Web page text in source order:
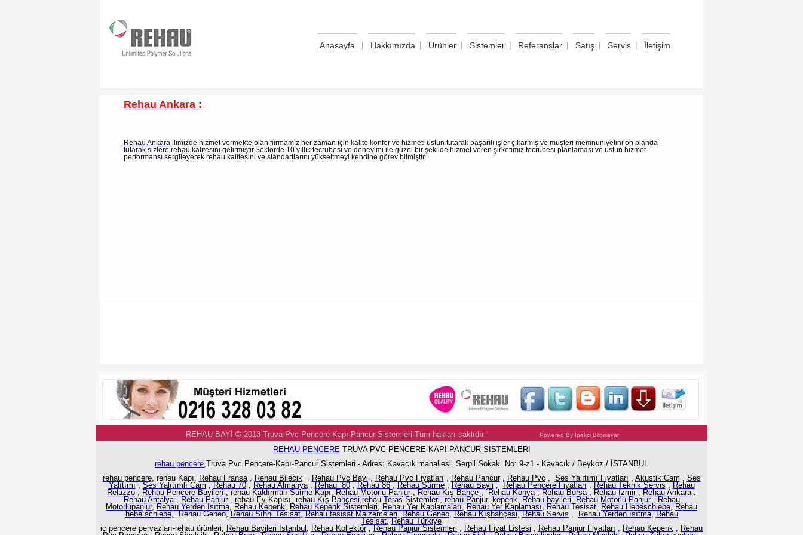
Anasayfa | Hakkımızda | Urünler | Sistemler | Referanslar | Satış | Servis | İletişim
Rehau Ankara :
Rehau Ankara ilimizde hizmet vermekte olan fiirmamız her zaman için kalite konfor ve hizmeti üstün tutarak başarılı işler çıkarmış ve müşteri memnuniyetini ön planda
tutarak sizlere rehau kalitesini getirmiştir.Sektörde 10 yıllık tecrübesi ve deneyimi ile güzel bir şekilde hizmet veren şirketimiz tecrübesi planlaması ve üstün hizmet
performansı sergileyerek rehau kalitesini ve standartlarını yükseltmeyi kendine görev bilmiştir.
REHAU BAYİ © 2013 Truva Pvc Pencere-Kapı-Pancur Sistemleri-Tüm hakları saklıdır Powered By İpekci Bilgisayar
REHAU PENCERE-TRUVA PVC PENCERE-KAPI-PANCUR SİSTEMLERİ
rehau pencere,Truva Pvc Pencere-Kapı-Pancur Sistemleri - Adres: Kavacık mahallesi. Serpil Sokak. No: 9-z1 - Kavacık / Beykoz / İSTANBUL
rehau pencere, rehau Kapı, Rehau Fransa, Rehau Bilecik, Rehau Pvc Bayi , Rehau Pvc Fiyatları , Rehau Pancur, Rehau Pvc , Ses Yalıtımı Fiyatları , Akustik Cam , Ses
Yalıtımı , Ses Yalıtımlı Cam , Rehau 70, Rehau Almanya, Rehau 80, Rehau 86, Rehau Sürme, Rehau Bayii , Rehau Pencere Fiyatları , Rehau Teknik Servis , Rehau
Relazzo , Rehau Pencere Bayileri , rehau Kaldırmalı Sürme Kapı, Rehau Motorlu Panjur, Rehau Kış Bahçe , Rehau Konya, Rehau Bursa , Rehau İzmir, Rehau Ankara,
Rehau Antalya, Rehau Panjur, rehau Ev Kapısı, rehau Kış Bahçesi,rehau Teras Sistemleri, rehau Panjur, kepenk, Rehau bayileri, Rehau Motorlu Panjur , Rehau
Motorlupanjur, Rehau Yerden Isıtma, Rehau Kepenk, Rehau Kepenk Sistemleri, Rehau Yer Kaplamaları, Rehau Yer Kaplaması, Rehau Tesisat, Rehau Hebeschiebe, Rehau
hebe schiebe,
Rehau Geneo, Rehau Sıhhi Tesisat, Rehau tesisat Malzemeleri, Rehau Geneo, Rehau Kışbahçesi, Rehau Servis , Rehau Yerden ısıtma, Rehau
Tesisat, Rehau Türkiye
iç pencere pervazları-rehau ürünleri, Rehau Bayileri İstanbul , Rehau Kollektör, Rehau Panjur Sistemleri , Rehau Fiyat Listesi , Rehau Panjur Fiyatları , Rehau Kepenk , Rehau